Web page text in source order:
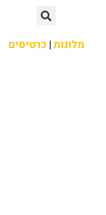
מלונות| כרטיסים